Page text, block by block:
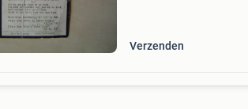
Verzenden